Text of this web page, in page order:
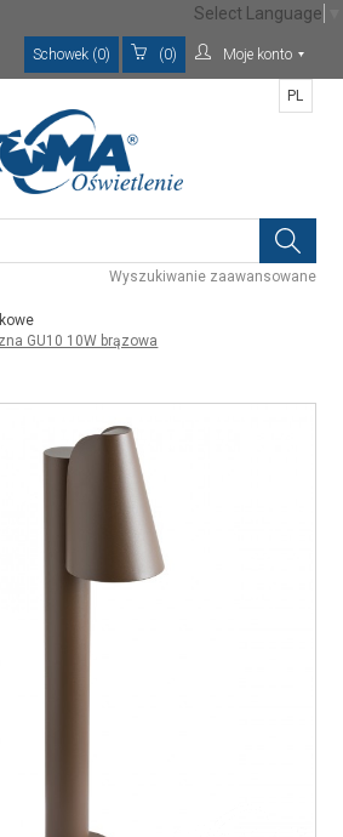
Schowek (0) (0) Moje konto
Wyszukiwanie zaawansowane
PL
GU10 10W brązowa
Select Language